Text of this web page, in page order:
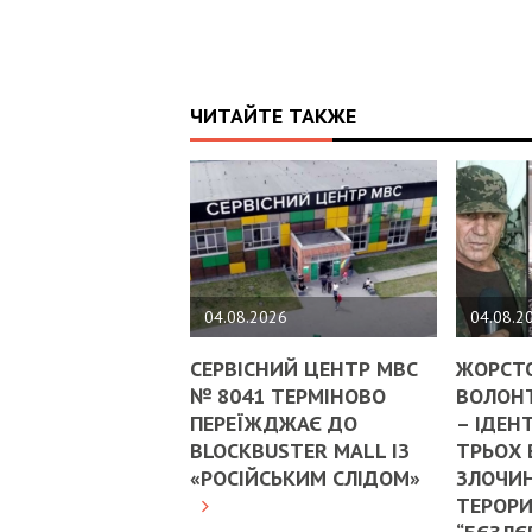
ЧИТАЙТЕ ТАКЖЕ
04.08.2026
СЕРВІСНИЙ ЦЕНТР МВС
№ 8041 ТЕРМІНОВО
ПЕРЕЇЖДЖАЄ ДО
BLOCKBUSTER MALL ІЗ
«РОСІЙСЬКИМ СЛІДОМ»
–
ТРЬОХ